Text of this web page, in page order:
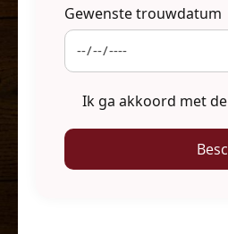
Gewenste trouwdatum
Ik ga akkoord met de